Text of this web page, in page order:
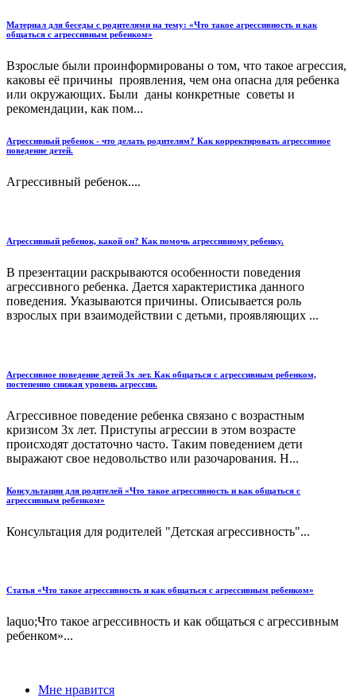
Материал для беседы с родителями на тему: «Что такое агрессивность и как
общаться с агрессивным ребенком»
Взрослые были проинформированы о том, что такое агрессия,
каковы её причины проявления, чем она опасна для ребенка
или окружающих. Были даны конкретные советы и
рекомендации, как пом...
Агрессивный ребенок - что делать родителям? Как корректировать агрессивное
поведение детей.
Агрессивный ребенок....
Агрессивный ребенок, какой он? Как помочь агрессивному ребенку.
В презентации раскрываются особенности поведения
агрессивного ребенка. Дается характеристика данного
поведения. Указываются причины. Описывается роль
взрослых при взаимодействии с детьми, проявляющих ...
Агрессивное поведение детей 3х лет. Как общаться с агрессивным ребенком,
постепенно снижая уровень агрессии.
Агрессивное поведение ребенка связано с возрастным
кризисом 3х лет. Приступы агрессии в этом возрасте
происходят достаточно часто. Таким поведением дети
выражают свое недовольство или разочарования. Н...
Консультации для родителей «Что такое агрессивность и как общаться с
агрессивным ребенком»
Консультация для родителей "Детская агрессивность"...
Статья «Что такое агрессивность и как общаться с агрессивным ребенком»
laquo;Что такое агрессивность и как общаться с агрессивным
ребенком»...
Мне нравится